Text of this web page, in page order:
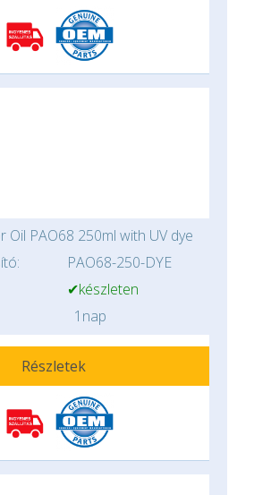
Oil PAO68 250ml with UV dye
PAO68-250-DYE
✔készleten
1nap
Részletek